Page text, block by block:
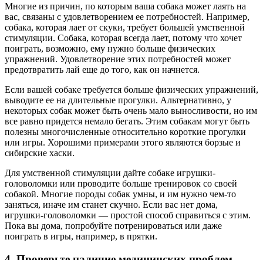
Многие из причин, по которым ваша собака может лаять на
вас, связаны с удовлетворением ее потребностей. Например,
собака, которая лает от скуки, требует большей умственной
стимуляции. Собака, которая всегда лает, потому что хочет
поиграть, возможно, ему нужно больше физических
упражнений. Удовлетворение этих потребностей может
предотвратить лай еще до того, как он начнется.
Если вашей собаке требуется больше физических упражнений,
выводите ее на длительные прогулки. Альтернативно, у
некоторых собак может быть очень мало выносливости, но им
все равно придется немало бегать. Этим собакам могут быть
полезны многочисленные относительно короткие прогулки
или игры. Хорошими примерами этого являются борзые и
сибирские хаски.
Для умственной стимуляции дайте собаке игрушки-
головоломки или проводите больше тренировок со своей
собакой. Многие породы собак умны, и им нужно чем-то
заняться, иначе им станет скучно. Если вас нет дома,
игрушки-головоломки — простой способ справиться с этим.
Пока вы дома, попробуйте потренироваться или даже
поиграть в игры, например, в прятки.